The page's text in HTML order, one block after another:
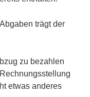
trägt der
zu bezahlen
etwas anderes